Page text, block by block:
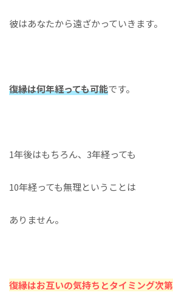
彼はあなたから遠ざかっていきます。
復縁は何年経っても可能です。
1年後はもちろん、3年経っても
10年経っても無理ということは
ありません。
復縁はお互いの気持ちとタイミング次第